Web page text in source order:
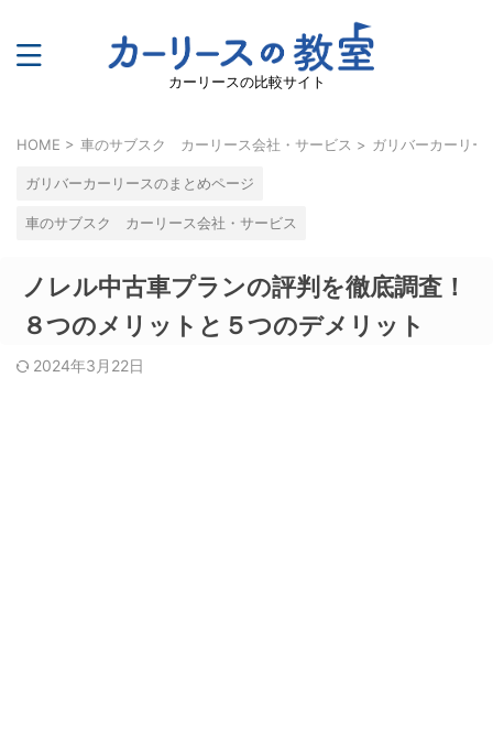
カーリースの比較サイト
HOME > 車のサブスク カーリース会社・サービス > ガリバーカーリー
ガリバーカーリースのまとめページ
車のサブスク カーリース会社・サービス
ノレル中古車プランの評判を徹底調査！
８つのメリットと５つのデメリット
2024年3月22日